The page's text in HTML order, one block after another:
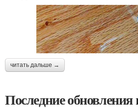
читать дальше →
Последние обновления